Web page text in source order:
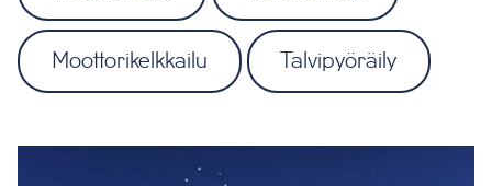
Moottorikelkkailu Talvipyöräily